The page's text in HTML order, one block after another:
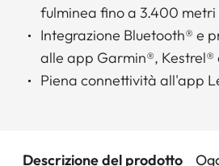
fulminea fino a 3.400 metri
Integrazione Bluetooth® e
alle app Garmin®, Kestrel®
Piena connettività all'app
Descrizione del prodotto